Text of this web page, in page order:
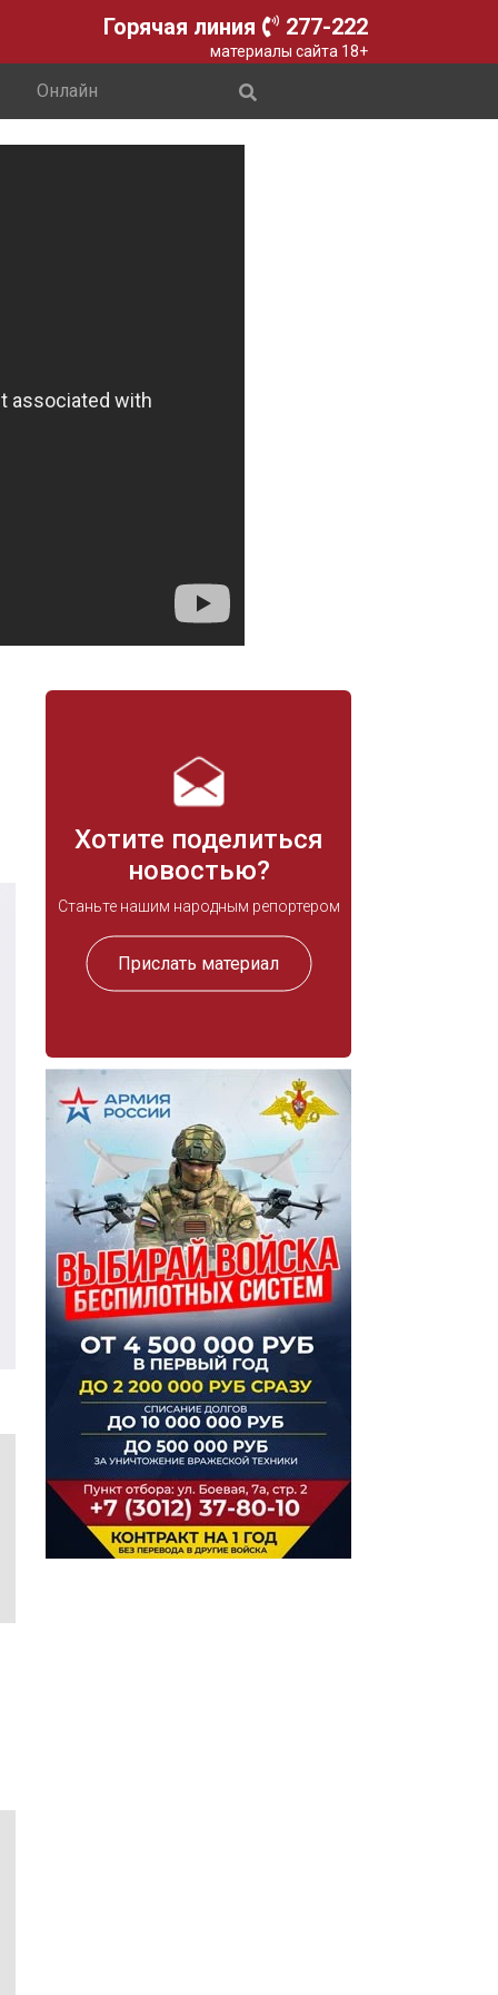
Горячая линия 277-222
материалы сайта 18+
Онлайн
Хотите поделиться
новостью?
Станьте нашим народным репортером
Прислать материал